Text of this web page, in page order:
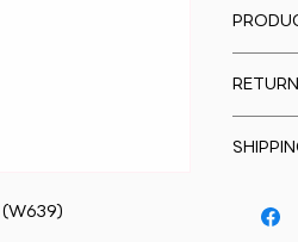
(W639)
great
to let
way